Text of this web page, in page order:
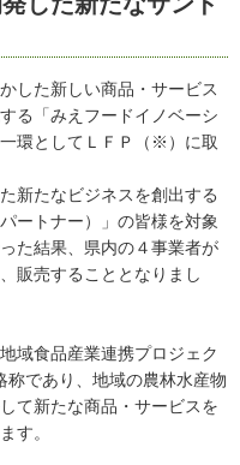
した新しい商品・サービス
る「みえフードイノベーシ
環としてＬＦＰ（※）に取
新たなビジネスを創出する
ートナー）」の皆様を対象
た結果、県内の４事業者が
販売することとなりまし
域食品産業連携プロジェク
称であり、地域の農林水産物
て新たな商品・サービスを
す。